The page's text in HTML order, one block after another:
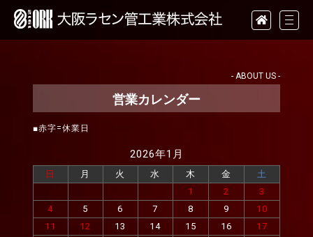
- ABOUT US -
営業カレンダー
■赤字=休業日
2026年1月
日 月 火 水 木 金
土
1
2
3
4
5 6 7 8 9
10
11
12 13 14 15 16
17